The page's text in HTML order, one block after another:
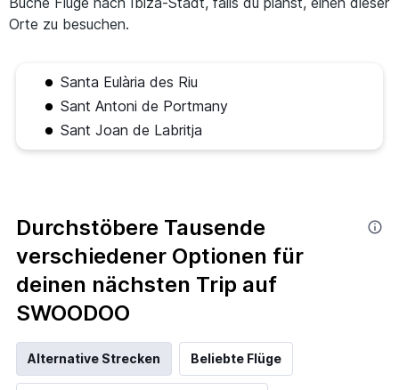
Orte zu besuchen.
Santa Eulària des Riu
Sant Antoni de Portmany
Sant Joan de Labritja
Durchstöbere Tausende
verschiedener Optionen für
deinen nächsten Trip auf
SWOODOO
Alternative Strecken Beliebte Flüge